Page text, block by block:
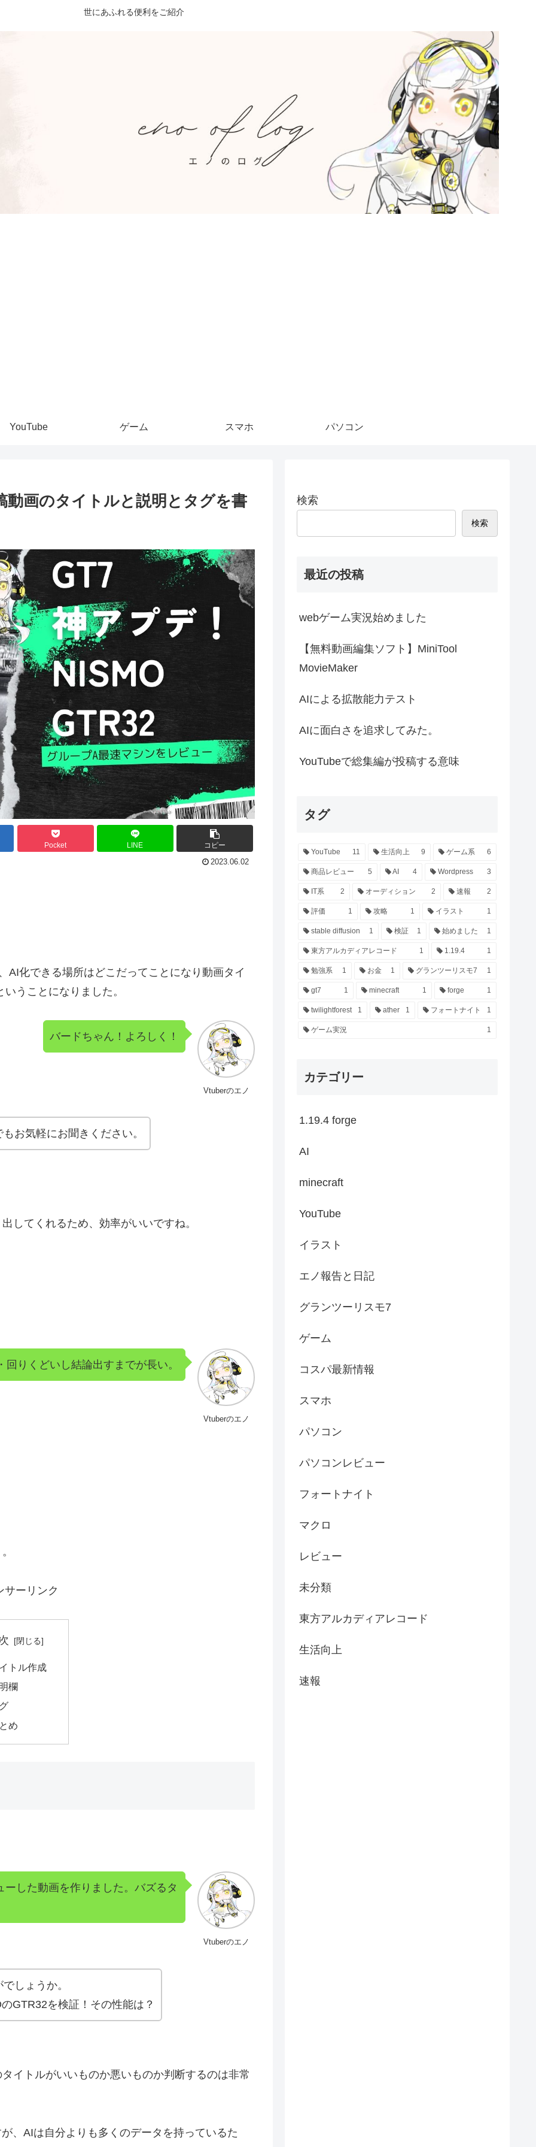
世にあふれる便利をご紹介
YouTube ゲーム スマホ パソコン
画のタイトルと説明とタグを書
Pocket LINE コピー
2023.06.02
AI化できる場所はどこだってことになり動画タイ
うことになりました。
Vtuberのエノ
バードちゃん！よろしく！
お気軽にお聞きください。
してくれるため、効率がいいですね。
Vtuberのエノ
回りくどいし結論出すまでが長い。
サーリンク
トル作成
欄
め
Vtuberのエノ
した動画を作りました。バズるタ
しょうか。
GTR32を検証！その性能は？
イトルがいいものか悪いものか判断するのは非常
、AIは自分よりも多くのデータを持っているた
検索
検索
最近の投稿
webゲーム実況始めました
【無料動画編集ソフト】MiniTool
MovieMaker
AIによる拡散能力テスト
AIに面白さを追求してみた。
YouTubeで総集編が投稿する意味
タグ
YouTube 11 生活向上 9 ゲーム系 6
商品レビュー 5 AI 4 Wordpress 3
IT系 2 オーディション 2 速報 2
評価 1 攻略 1 イラスト 1
stable diffusion 1 検証 1 始めました 1
東方アルカディアレコード 1 1.19.4 1
勉強系 1 お金 1 グランツーリスモ7 1
gt7 1 minecraft 1 forge 1
twilightforest 1 ather 1 フォートナイト 1
ゲーム実況 1
カテゴリー
1.19.4 forge
AI
minecraft
YouTube
イラスト
エノ報告と日記
グランツーリスモ7
ゲーム
コスパ最新情報
スマホ
パソコン
パソコンレビュー
フォートナイト
マクロ
レビュー
未分類
東方アルカディアレコード
生活向上
速報